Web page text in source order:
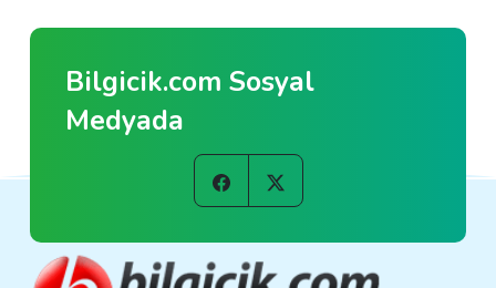
Bilgicik.com Sosyal
Medyada